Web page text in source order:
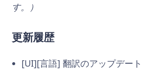
す。）
更新履歴
[UI][言語] 翻訳のアップデート